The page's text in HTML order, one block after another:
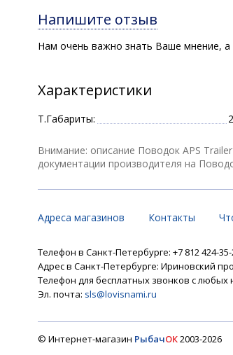
Напишите отзыв
Нам очень важно знать Ваше мнение,
Характеристики
Т.Габариты:
Внимание: описание Поводок APS
документации производителя на
Адреса магазинов Контакты
Телефон в Санкт-Петербурге: +7 812 424-35-
Адрес в Санкт-Петербурге: Ириновский
Телефон для бесплатных звонков с любых
Эл. почта: sls@lovisnami.ru
© Интернет-магазин РыбачОК2003-2026